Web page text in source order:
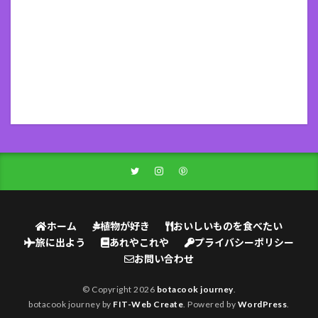
ホーム 植物が好き
おいしいものを食べたい
旅に出よう
あれやこれや
プライバシーポリシー
お問い合わせ
© Copyright 2026 botacook journey.
botacook journey by FIT-Web Create . Powered by WordPress